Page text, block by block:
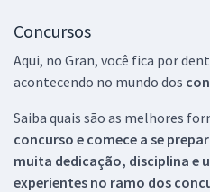
Concursos
Aqui, no Gran, você fica por
acontecendo no mundo dos
Saiba quais são as melhores
concurso e comece a se
muita dedicação, disciplina e
experientes no ramo dos